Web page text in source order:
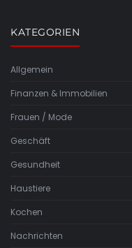
KATEGORIEN
Allgemein
Finanzen & Immobilien
Frauen / Mode
Geschäft
Gesundheit
Haustiere
Kochen
Nachrichten